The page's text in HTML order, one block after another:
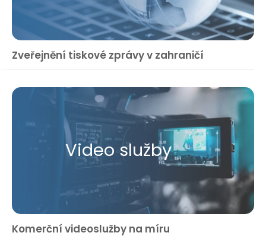
Zveřejnění tiskové zprávy v zahraničí
Video služby
Komerční videoslužby na míru